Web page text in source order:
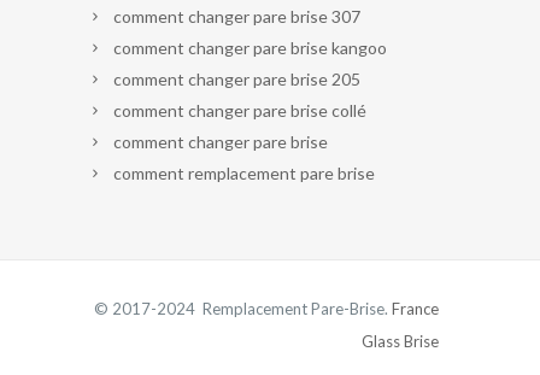
comment changer pare brise 307
comment changer pare brise kangoo
comment changer pare brise 205
comment changer pare brise collé
comment changer pare brise
comment remplacement pare brise
© 2017-2024 Remplacement Pare-Brise. France
Glass Brise